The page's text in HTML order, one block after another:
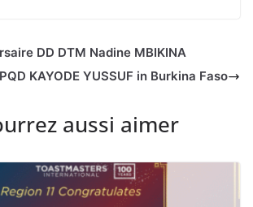
DD DTM Nadine MBIKINA
KAYODE YUSSUF in Burkina Faso
aussi aimer